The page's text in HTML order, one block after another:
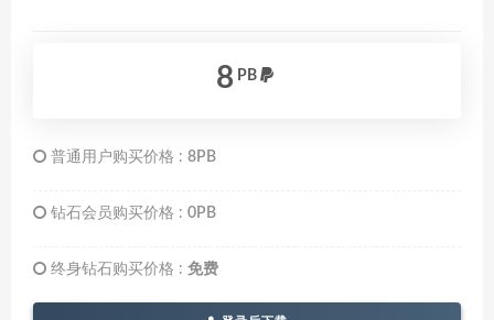
8 PB
普通用户购买价格 : 8PB
钻石会员购买价格 : 0PB
终身钻石购买价格 : 免费